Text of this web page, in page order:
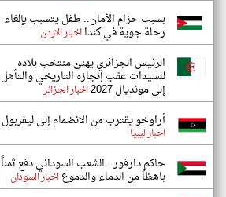
بسبب حزام الأمان.. طفل يتسبب بإلغاء
رحلة جوية في كندااخبار الاردن
الرئيس الجزائري يهنئ منتخب بلاده
للسيدات عقب إنجازه التاريخي والتأهل
إلى مونديال 2027 اخبار الجزائر
أراوخو يقترب من الانضمام إلى ليفربول
اخبار ليبيا
حاكم دارفور.. الشعب السوداني دفع ثمناً
باهظاً من الدماء والدموعاخبار السودان